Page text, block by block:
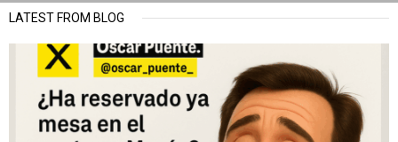
LATEST FROM BLOG